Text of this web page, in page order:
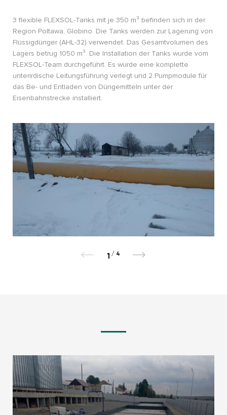
3 flexible FLEXSOL-Tanks mit je 350 m³ befinden sich in der
Region Poltawa, Globino. Die Tanks werden zur Lagerung von
Flüssigdünger (AHL-32) verwendet. Das Gesamtvolumen des
Lagers betrug 1050 m³. Die Installation der Tanks wurde vom
FLEXSOL-Team durchgeführt. Es wurde eine komplette
unterirdische Leitungsführung verlegt und 2 Pumpmodule für
das Be- und Entladen von Düngemitteln unter der
Eisenbahnstrecke installiert.
1 / 4